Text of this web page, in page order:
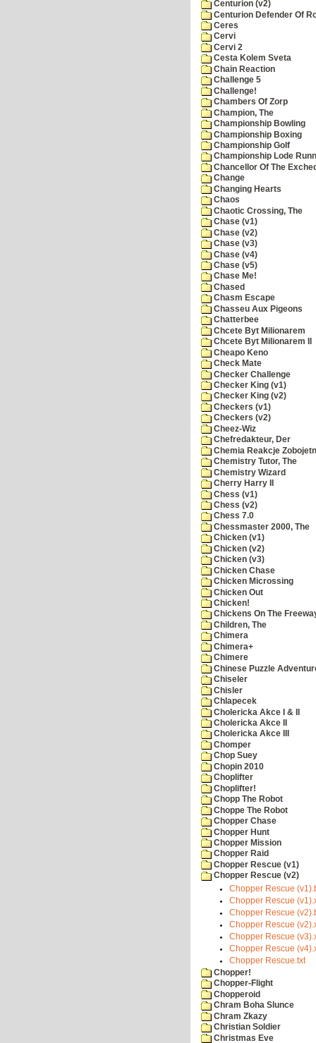
Centurion (v2)
Centurion Defender Of
Ceres
Cervi
Cervi 2
Cesta Kolem Sveta
Chain Reaction
Challenge 5
Challenge!
Chambers Of Zorp
Champion, The
Championship Bowling
Championship Boxing
Championship Golf
Championship Lode
Chancellor Of The
Change
Changing Hearts
Chaos
Chaotic Crossing, The
Chase (v1)
Chase (v2)
Chase (v3)
Chase (v4)
Chase (v5)
Chase Me!
Chased
Chasm Escape
Chasseu Aux Pigeons
Chatterbee
Chcete Byt Milionarem
Chcete Byt Milionarem II
Cheapo Keno
Check Mate
Checker Challenge
Checker King (v1)
Checker King (v2)
Checkers (v1)
Checkers (v2)
Cheez-Wiz
Chefredakteur, Der
Chemia Reakcje
Chemistry Tutor, The
Chemistry Wizard
Cherry Harry II
Chess (v1)
Chess (v2)
Chess 7.0
Chessmaster 2000, The
Chicken (v1)
Chicken (v2)
Chicken (v3)
Chicken Chase
Chicken Microssing
Chicken Out
Chicken!
Chickens On The
Children, The
Chimera
Chimera+
Chimere
Chinese Puzzle
Chiseler
Chisler
Chlapecek
Cholericka Akce I & II
Cholericka Akce II
Cholericka Akce III
Chomper
Chop Suey
Chopin 2010
Choplifter
Choplifter!
Chopp The Robot
Choppe The Robot
Chopper Chase
Chopper Hunt
Chopper Mission
Chopper Raid
Chopper Rescue (v1)
Chopper Rescue (v2)
Chopper Rescue
Chopper Rescue
Chopper Rescue
Chopper Rescue
Chopper Rescue
Chopper Rescue
Chopper Rescue.txt
Chopper!
Chopper-Flight
Chopperoid
Chram Boha Slunce
Chram Zkazy
Christian Soldier
Christmas Eve